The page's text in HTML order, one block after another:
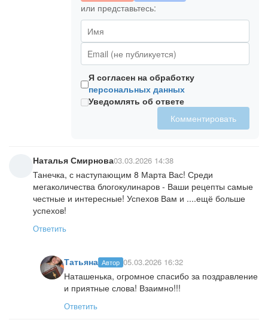
или представьтесь:
Я согласен на обработку
персональных данных
Уведомлять об ответе
Комментировать
Наталья Смирнова03.03.2026 14:38
Танечка, с наступающим 8 Марта Вас! Среди
мегаколичества блогокулинаров - Ваши рецепты самые
честные и интересные! Успехов Вам и ....ещё больше
успехов!
Ответить
Татьяна Автор 05.03.2026 16:32
Наташенька, огромное спасибо за поздравление
и приятные слова! Взаимно!!!
Ответить